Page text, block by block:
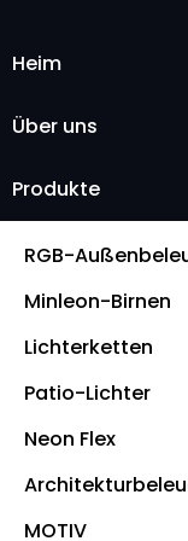
Heim
Über uns
Produkte
RGB-
Minleon-Birnen
Lichterketten
Patio-Lichter
Neon Flex
MOTIV